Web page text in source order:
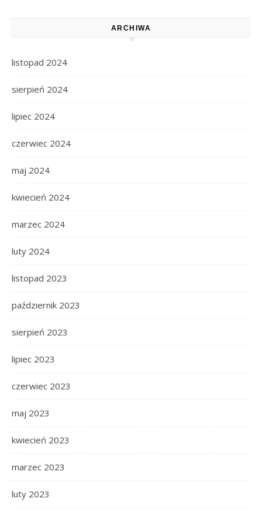
ARCHIWA
listopad 2024
sierpień 2024
lipiec 2024
czerwiec 2024
maj 2024
kwiecień 2024
marzec 2024
luty 2024
listopad 2023
październik 2023
sierpień 2023
lipiec 2023
czerwiec 2023
maj 2023
kwiecień 2023
marzec 2023
luty 2023